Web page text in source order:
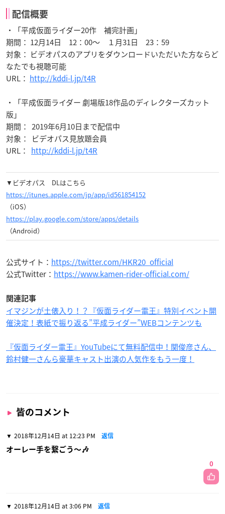
配信概要
・「平成仮面ライダー20作 補完計画」
期間： 12月14日 12：00～ １月31日 23：59
対象： ビデオパスのアプリをダウンロードいただいた方ならど
なたでも視聴可能
URL： http://kddi-l.jp/t4R
・「平成仮面ライダー 劇場版18作品のディレクターズカット
版」
期間： 2019年6月10日まで配信中
対象： ビデオパス見放題会員
URL： http://kddi-l.jp/t4R
▼ビデオパス DLはこちら
https://itunes.apple.com/jp/app/id561854152
（iOS）
https://play.google.com/store/apps/details
（Android）
公式サイト： https://twitter.com/HKR20_official
公式Twitter： https://www.kamen-rider-official.com/
関連記事
イマジンが土俵入り！？『仮面ライダー電王』特別イベント開
催決定！表紙で振り返る”平成ライダー”WEBコンテンツも
『仮面ライダー電王』YouTubeにて無料配信中！関俊彦さん、
鈴村健一さんら豪華キャスト出演の人気作をもう一度！
皆のコメント
2018年12月14日 at 12:23 PM 返信
オーレー手を繋ごう〜🎶
0
2018年12月14日 at 3:06 PM 返信